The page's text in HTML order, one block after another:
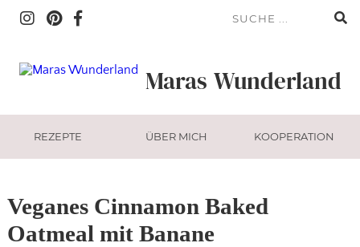
Maras Wunderland
REZEPTE ÜBER MICH KOOPERATION
Veganes Cinnamon Baked
Oatmeal mit Banane